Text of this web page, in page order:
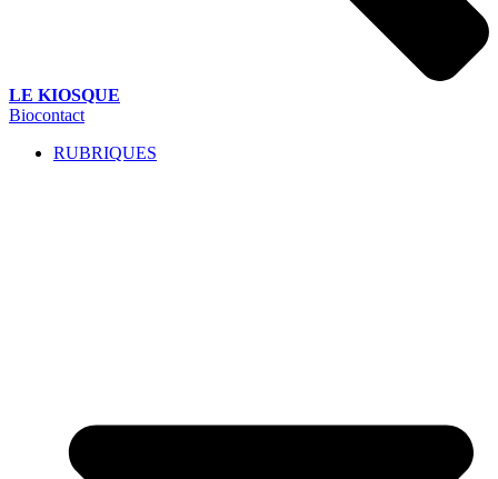
LE KIOSQUE
Biocontact
RUBRIQUES